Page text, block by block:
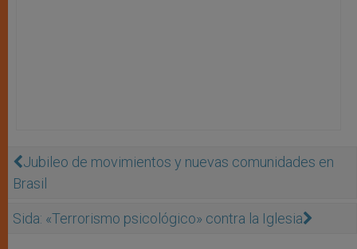
Jubileo de movimientos y nuevas comunidades en
Brasil
Sida: «Terrorismo psicológico» contra la Iglesia